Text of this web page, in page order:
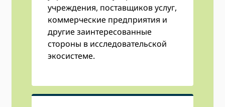
учреждения, поставщиков услуг,
коммерческие предприятия и
другие заинтересованные
стороны в исследовательской
экосистеме.